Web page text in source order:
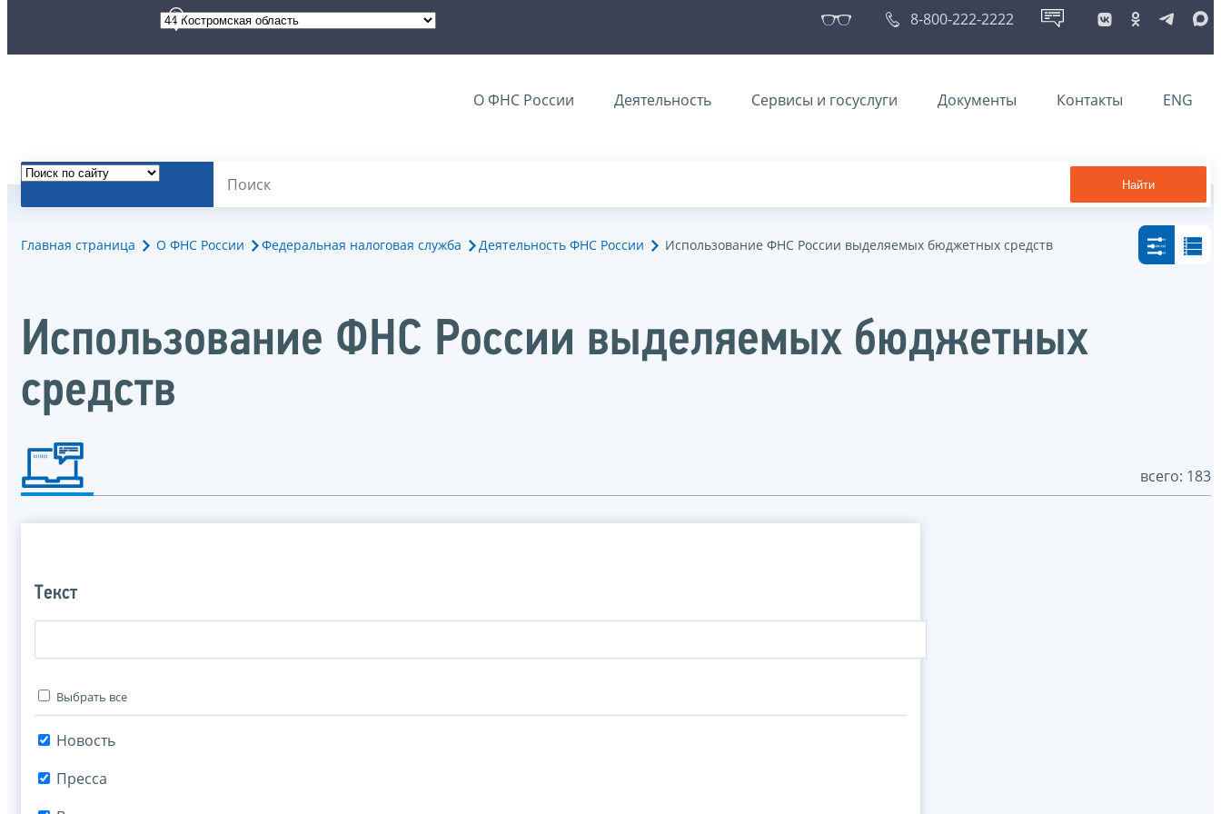
8-800-222-2222
О ФНС России Деятельность Сервисы и госуслуги Документы Контакты ENG
Найти
Главная страница О ФНС России Федеральная налоговая служба Деятельность ФНС России Использование ФНС России выделяемых бюджетных средств
Использование ФНС России выделяемых бюджетных
средств
всего: 183
Текст
Выбрать все
Новость
Пресса